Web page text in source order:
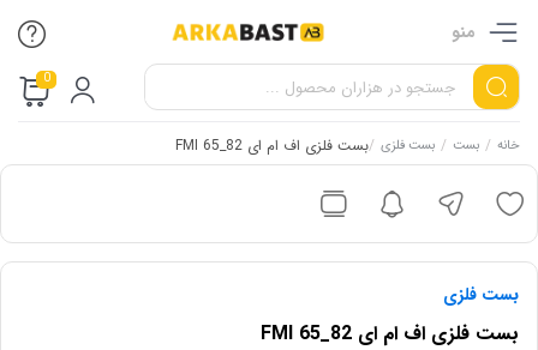
منو
0
خانه / بست / بست فلزی /بست فلزی اف ام ای 82_65 FMI
بست فلزی
بست فلزی اف ام ای 82_65 FMI